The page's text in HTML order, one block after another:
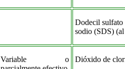
Dodecil sulfato
sodio (SDS)
Variable o
Dióxido de